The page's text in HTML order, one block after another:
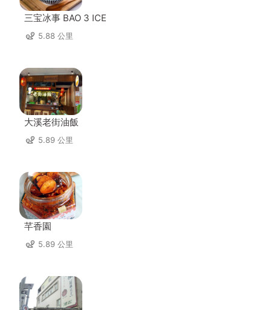
三宝冰事 BAO 3 ICE
5.88 公里
大溪老街油飯
5.89 公里
芊香園
5.89 公里